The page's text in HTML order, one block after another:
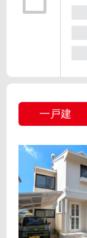
一戸建